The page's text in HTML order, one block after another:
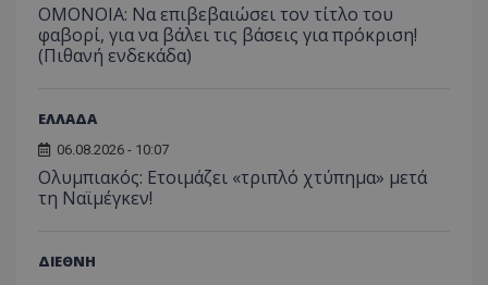
ΟΜΟΝΟΙΑ: Να επιβεβαιώσει τον τίτλο του
φαβορί, για να βάλει τις βάσεις για πρόκριση!
(Πιθανή ενδεκάδα)
ΕΛΛΑΔΑ
06.08.2026 - 10:07
Ολυμπιακός: Ετοιμάζει «τριπλό χτύπημα» μετά
τη Ναϊμέγκεν!
ΔΙΕΘΝΗ